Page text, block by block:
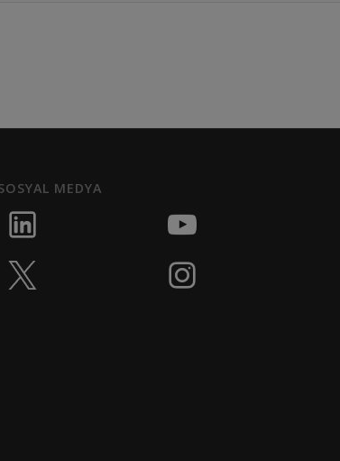
MEDYA